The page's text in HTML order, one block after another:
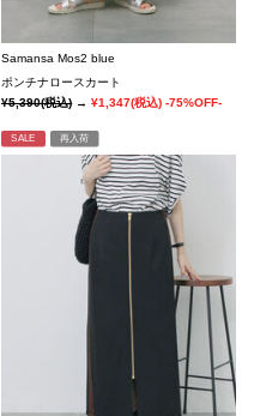
Samansa Mos2 blue
ポンチナロースカート
¥5,390(税込)→¥1,347(税込) -75%OFF-
SALE 再入荷